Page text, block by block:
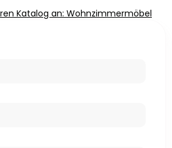
Katalog an: Wohnzimmermöbel